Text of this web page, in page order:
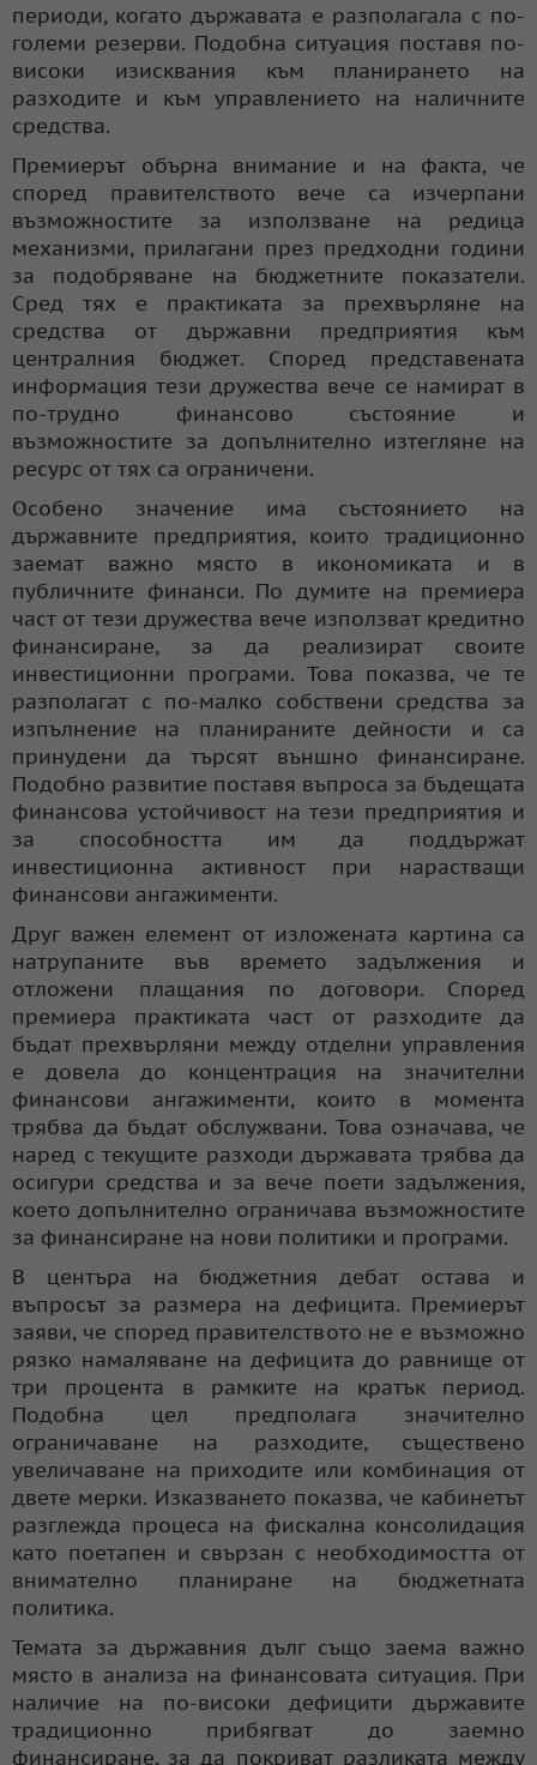
периоди, когато държавата е разполагала с по-
големи резерви. Подобна ситуация поставя по-
високи изисквания към планирането на
разходите и към управлението на наличните
средства.
Премиерът обърна внимание и на факта, че
според правителството вече са изчерпани
възможностите за използване на редица
механизми, прилагани през предходни години
за подобряване на бюджетните показатели.
Сред тях е практиката за прехвърляне на
средства от държавни предприятия към
централния бюджет. Според представената
информация тези дружества вече се намират в
по-трудно финансово състояние и
възможностите за допълнително изтегляне на
ресурс от тях са ограничени.
Особено значение има състоянието на
държавните предприятия, които традиционно
заемат важно място в икономиката и в
публичните финанси. По думите на премиера
част от тези дружества вече използват кредитно
финансиране, за да реализират своите
инвестиционни програми. Това показва, че те
разполагат с по-малко собствени средства за
изпълнение на планираните дейности и са
принудени да търсят външно финансиране.
Подобно развитие поставя въпроса за бъдещата
финансова устойчивост на тези предприятия и
за способността им да поддържат
инвестиционна активност при нарастващи
финансови ангажименти.
Друг важен елемент от изложената картина са
натрупаните във времето задължения и
отложени плащания по договори. Според
премиера практиката част от разходите да
бъдат прехвърляни между отделни управления
е довела до концентрация на значителни
финансови ангажименти, които в момента
трябва да бъдат обслужвани. Това означава, че
наред с текущите разходи държавата трябва да
осигури средства и за вече поети задължения,
което допълнително ограничава възможностите
за финансиране на нови политики и програми.
В центъра на бюджетния дебат остава и
въпросът за размера на дефицита. Премиерът
заяви, че според правителството не е възможно
рязко намаляване на дефицита до равнище от
три процента в рамките на кратък период.
Подобна цел предполага значително
ограничаване на разходите, съществено
увеличаване на приходите или комбинация от
двете мерки. Изказването показва, че кабинетът
разглежда процеса на фискална консолидация
като поетапен и свързан с необходимостта от
внимателно планиране на бюджетната
политика.
Темата за държавния дълг също заема важно
място в анализа на финансовата ситуация. При
наличие на по-високи дефицити държавите
традиционно прибягват до заемно
финансиране, за да покриват разликата между